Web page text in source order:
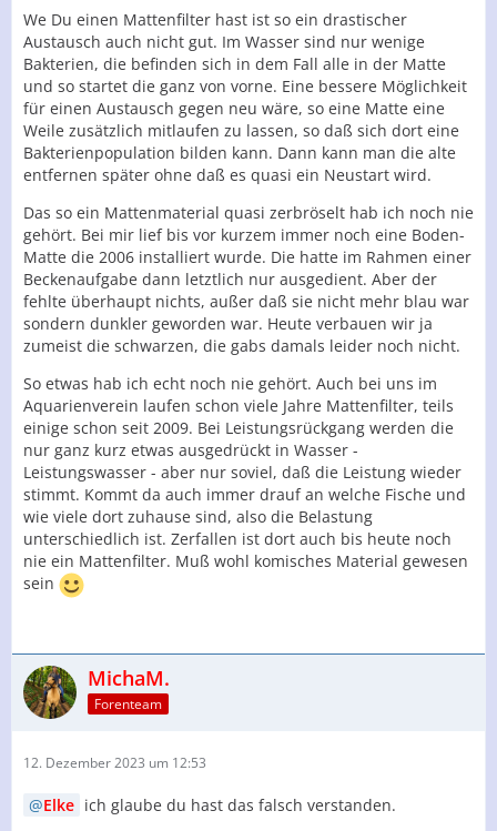
We Du einen Mattenfilter hast ist so ein drastischer
Austausch auch nicht gut. Im Wasser sind nur wenige
Bakterien, die befinden sich in dem Fall alle in der Matte
und so startet die ganz von vorne. Eine bessere Möglichkeit
für einen Austausch gegen neu wäre, so eine Matte eine
Weile zusätzlich mitlaufen zu lassen, so daß sich dort eine
Bakterienpopulation bilden kann. Dann kann man die alte
entfernen später ohne daß es quasi ein Neustart wird.
Das so ein Mattenmaterial quasi zerbröselt hab ich noch nie
gehört. Bei mir lief bis vor kurzem immer noch eine Boden-
Matte die 2006 installiert wurde. Die hatte im Rahmen einer
Beckenaufgabe dann letztlich nur ausgedient. Aber der
fehlte überhaupt nichts, außer daß sie nicht mehr blau war
sondern dunkler geworden war. Heute verbauen wir ja
zumeist die schwarzen, die gabs damals leider noch nicht.
So etwas hab ich echt noch nie gehört. Auch bei uns im
Aquarienverein laufen schon viele Jahre Mattenfilter, teils
einige schon seit 2009. Bei Leistungsrückgang werden die
nur ganz kurz etwas ausgedrückt in Wasser -
Leistungswasser - aber nur soviel, daß die Leistung wieder
stimmt. Kommt da auch immer drauf an welche Fische und
wie viele dort zuhause sind, also die Belastung
unterschiedlich ist. Zerfallen ist dort auch bis heute noch
nie ein Mattenfilter. Muß wohl komisches Material gewesen
sein
MichaM.
Forenteam
12. Dezember 2023 um 12:53
Elke ich glaube du hast das falsch verstanden.